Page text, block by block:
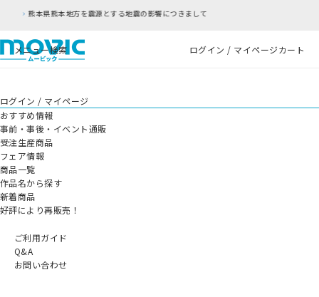
地震の影響につきまして
メニュー検索 ログイン / マイページカート
ログイン / マイページ
おすすめ情報
事前・事後・イベント通販
受注生産商品
フェア情報
商品一覧
作品名から探す
新着商品
好評により再販売！
ご利用ガイド
Q&A
お問い合わせ